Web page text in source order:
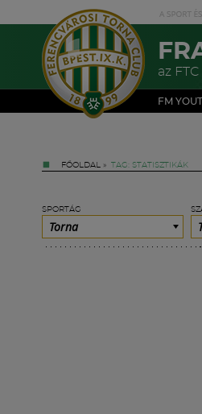
az
FM
FŐOLDAL » TAG: STATISZTIKÁK
SPORTÁG
Torna